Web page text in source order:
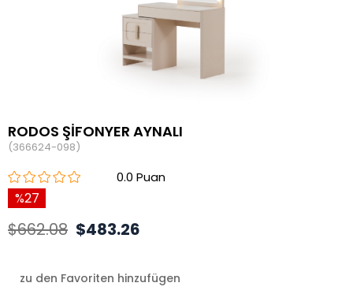
RODOS ŞİFONYER AYNALI
(366624-098)
0.0
27
$662.08 $483.26
zu den Favoriten hinzufügen